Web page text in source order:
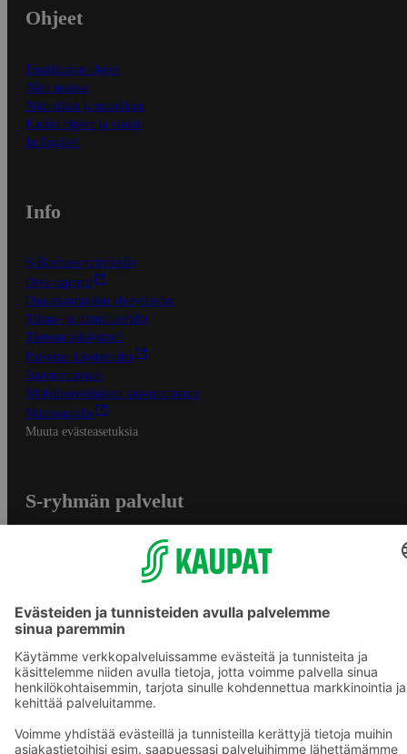
Ohjeet
Ensitilaajan ohjeet
Näin maksat
Näin tilaat ja muokkaat
Kaikki ohjeet ja vinkit
In English
Info
S-Business yrityksille
Oiva-raportit
Osuuskauppojen yhteystiedot
Tilaus- ja toimitusehdot
Tietosuojakäytäntö
Palvelun käyttöehdot
Saavutettavuus
Mobiilisovelluksen saavutettavuus
Mainostajalle
Muuta evästeasetuksia
S-ryhmän palvelut
S-ostoslista -sovellus
Prisma.fi
Sokos.fi
S-Pankki
Yhteishyvä
Sokos Hotels
Raflaamo